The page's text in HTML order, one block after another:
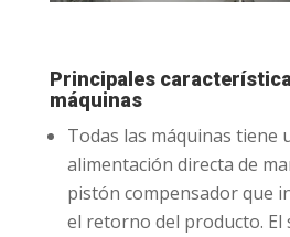
Principales
máquinas
Todas las máquinas tiene
alimentación directa de
pistón compensador que
el retorno del producto. El